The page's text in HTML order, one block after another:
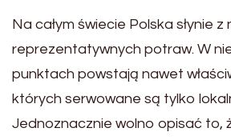
Na całym świecie Polska słynie z
reprezentatywnych potraw. W
punktach powstają nawet
których serwowane są tylko
Jednoznacznie wolno opisać to,